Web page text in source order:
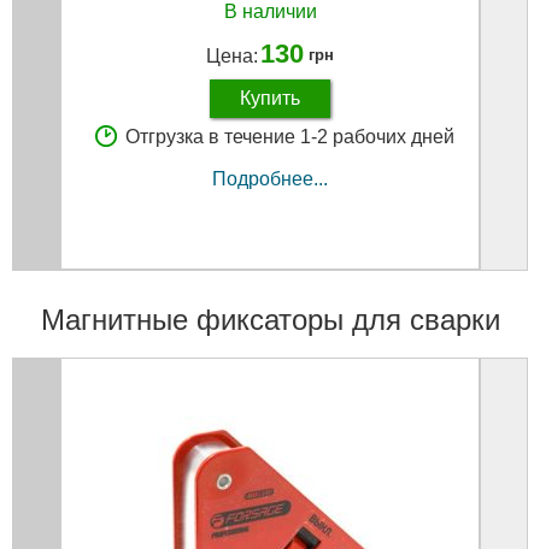
В наличии
Цена: 130 грн
Купить
Отгрузка в течение 1-2 рабочих дней
Подробнее...
Магнитные фиксаторы для сварки